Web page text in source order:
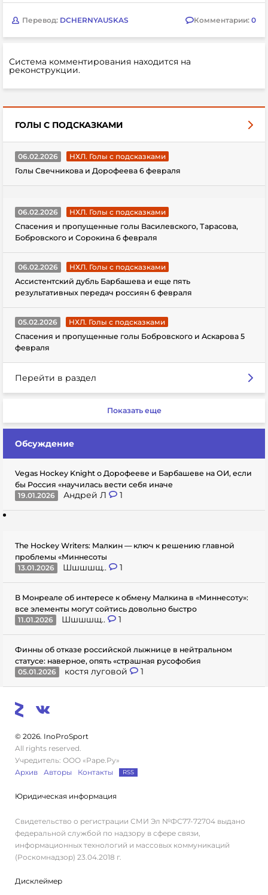
Перевод: DCHERNYAUSKAS Комментарии: 0
Система комментирования находится на
реконструкции.
ГОЛЫ С ПОДСКАЗКАМИ
06.02.2026
НХЛ. Голы с подсказками
Голы Свечникова и Дорофеева 6 февраля
06.02.2026
НХЛ. Голы с подсказками
Спасения и пропущенные голы Василевского, Тарасова,
Бобровского и Сорокина 6 февраля
06.02.2026
НХЛ. Голы с подсказками
Ассистентский дубль Барбашева и еще пять
результативных передач россиян 6 февраля
05.02.2026
НХЛ. Голы с подсказками
Спасения и пропущенные голы Бобровского и Аскарова 5
февраля
Перейти в раздел
Показать еще
Обсуждение
Vegas Hockey Knight о Дорофееве и Барбашеве на ОИ, если
бы Россия «научилась вести себя иначе
19.01.2026
Андрей Л 1
The Hockey Writers: Малкин — ключ к решению главной
проблемы «Миннесоты
13.01.2026
Шшшшщ.. 1
В Монреале об интересе к обмену Малкина в «Миннесоту»:
все элементы могут сойтись довольно быстро
11.01.2026
Шшшшщ.. 1
Финны об отказе российской лыжнице в нейтральном
статусе: наверное, опять «страшная русофобия
05.01.2026
костя луговой 1
© 2026. InoProSport
All rights reserved.
Учредитель: ООО «Раре.Ру»
Архив
Авторы Контакты RSS
Юридическая информация
Свидетельство о регистрации СМИ Эл №ФС77-72704 выдано
федеральной службой по надзору в сфере связи,
информационных технологий и массовых коммуникаций
(Роскомнадзор) 23.04.2018 г.
Дисклеймер